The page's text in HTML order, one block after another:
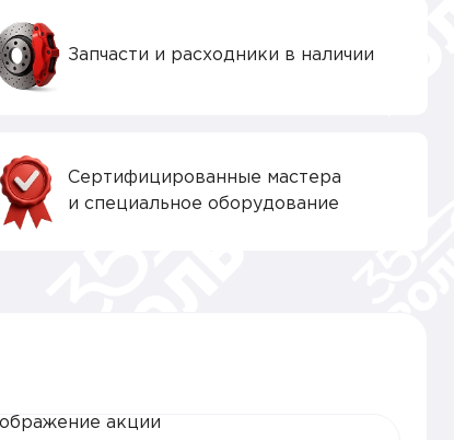
Запчасти и расходники в наличии
Сертифицированные мастера
и специальное оборудование